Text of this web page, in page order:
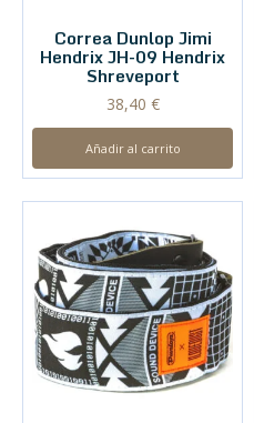
Correa Dunlop Jimi
Hendrix JH-09 Hendrix
Shreveport
38,40 €
Añadir al carrito